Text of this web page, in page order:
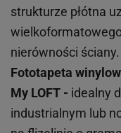
strukturze płótna
nierówności ściany.
Fototapeta
My LOFT - idealny
industrialnym lub